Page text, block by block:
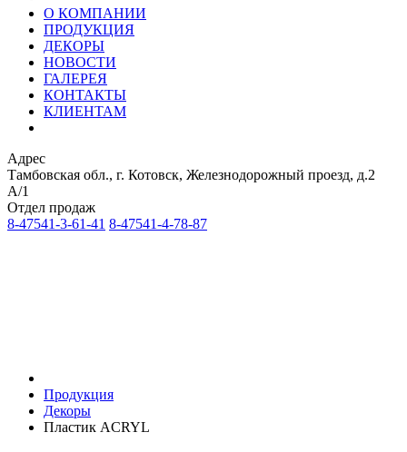
О КОМПАНИИ
ПРОДУКЦИЯ
ДЕКОРЫ
НОВОСТИ
ГАЛЕРЕЯ
КОНТАКТЫ
КЛИЕНТАМ
Адрес
Тамбовская обл., г. Котовск, Железнодорожный проезд, д.2
А/1
Отдел продаж
8-47541-3-61-41 8-47541-4-78-87
Продукция
Декоры
Пластик ACRYL